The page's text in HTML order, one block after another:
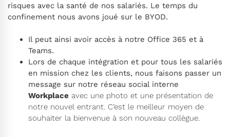
risques avec la santé de nos salariés. Le temps du
confinement nous avons joué sur le BYOD.
Il peut ainsi avoir accès à notre Office 365 et à
Teams.
Lors de chaque intégration et pour tous les salariés
en mission chez les clients, nous faisons passer un
message sur notre réseau social interne
Workplace avec une photo et une présentation de
notre nouvel entrant. C’est le meilleur moyen de
souhaiter la bienvenue à son nouveau collègue.